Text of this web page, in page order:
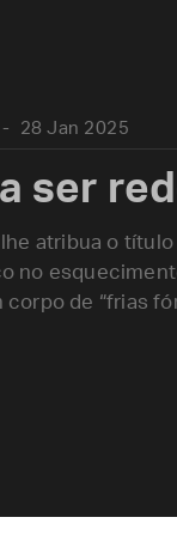
28 Jan 2025
ser
atribua o
no
corpo de “frias